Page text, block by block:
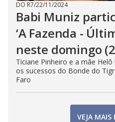
DO R7/22/11/2024
Babi Muniz
‘A Fazenda -
neste domingo
Ticiane Pinheiro e a mãe
os sucessos do Bonde do
Faro
VEJA MAIS